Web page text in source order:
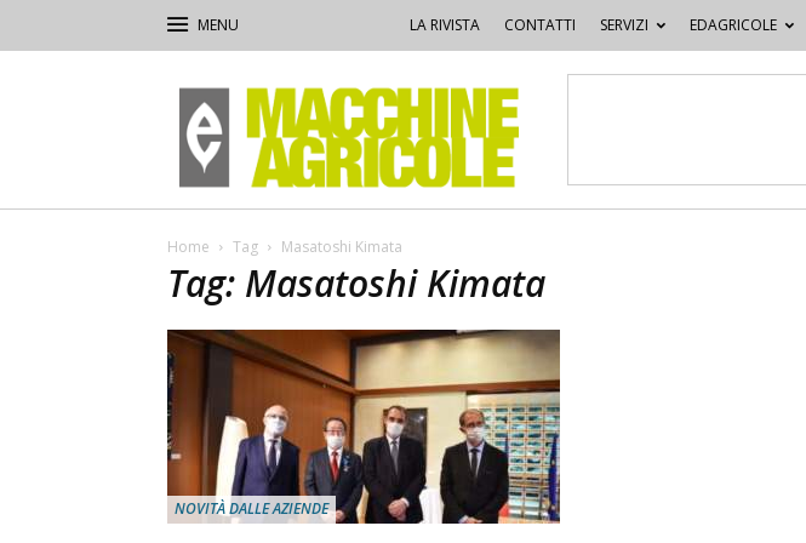
LA RIVISTA CONTATTI SERVIZI EDAGRICOLE
Macchine
Agricole
Home Tag Masatoshi Kimata
Tag: Masatoshi Kimata
NOVITÀ DALLE AZIENDE